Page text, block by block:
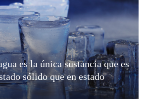
es la única sustancia que es
sólido que en estado